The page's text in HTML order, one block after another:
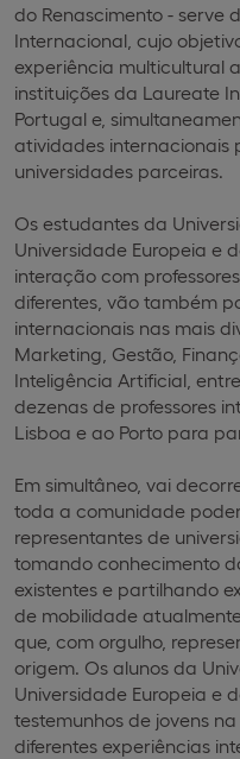
do Renascimento - serve
Internacional, cujo
experiência multicultural
instituições da Laureate
Portugal e,
atividades internacionais
universidades parceiras.
Os estudantes da
Universidade Europeia e
interação com
diferentes, vão também
internacionais nas mais
Marketing, Gestão,
Inteligência Artificial,
dezenas de professores
Lisboa e ao Porto para
Em simultâneo, vai
toda a comunidade
representantes de
tomando conhecimento
existentes e partilhando
de mobilidade
que, com orgulho,
origem. Os alunos da
Universidade Europeia e
testemunhos de jovens
diferentes experiências